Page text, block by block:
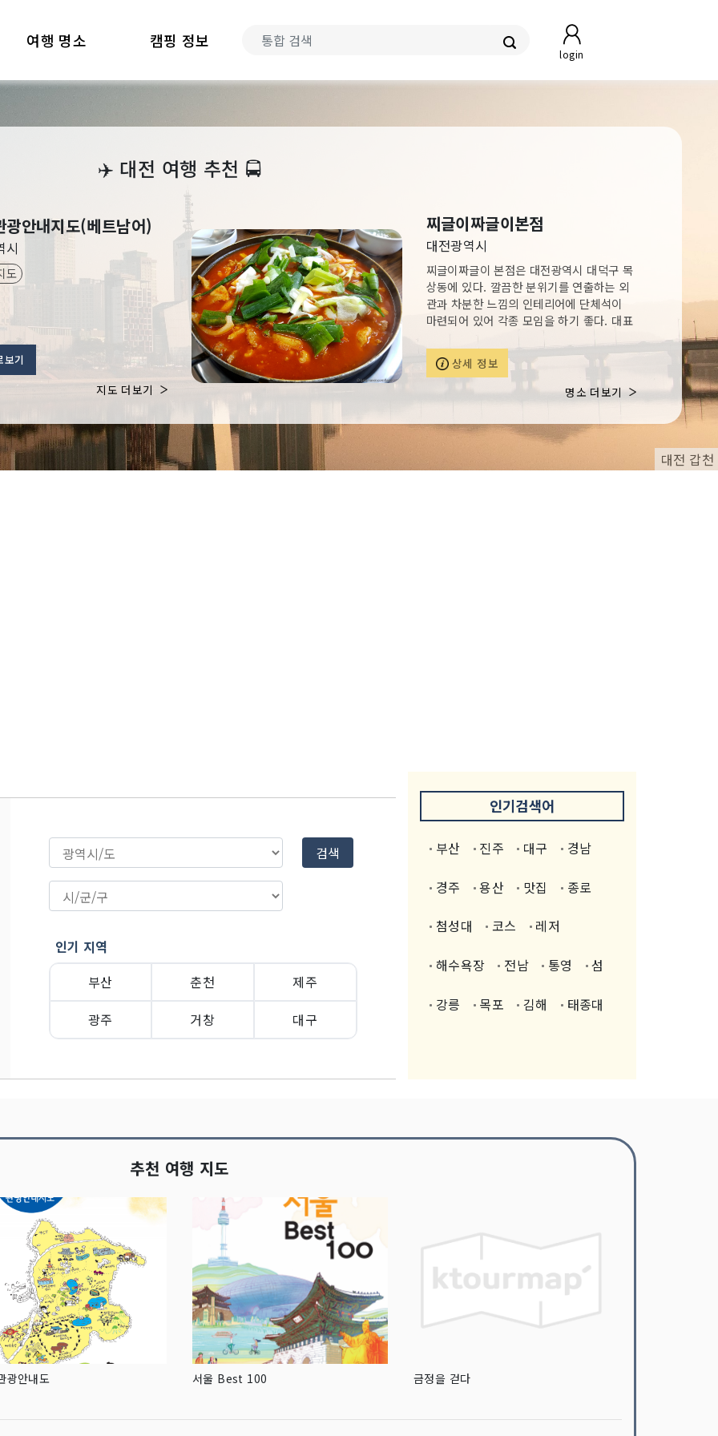
login
여행 명소 캠핑 정보
대전 갑천
‍✈️ 대전 여행 추천 🚍
광안내지도(베트남어)
시
도
기
지도 더보기
찌글이짜글이본점
대전광역시
찌글이짜글이 본점은 대전광역시 대덕구 목
상동에 있다. 깔끔한 분위기를 연출하는 외
관과 차분한 느낌의 인테리어에 단체석이
마련되어 있어 각종 모임을 하기 좋다. 대표
목갈비, 항정살, 대파, 양파, 고추장 양념을
넣어 끓인 울대 찌개다. 국물이 약간 달콤해
술과 잘 어울리며, 두부 추가와 라면사리,
볶음밥 등 다양한 추가 메뉴로 즐길 수 있
다. 신탄진IC에서 가깝고, 주변에 티놀자 애
니멀 파크와 금강로하스산호빛공원이 있다.
상세 정보
명소 더보기
검색
인기 지역
부산
춘천
제주
광주
거창 대구
인기검색어
부산 진주 대구 경남
경주 용산 맛집 종로
첨성대 코스 레저
해수욕장 전남 통영 섬
강릉 목포 김해 태종대
추천 여행 지도
광안내도 서울 Best 100 금정을 걷다